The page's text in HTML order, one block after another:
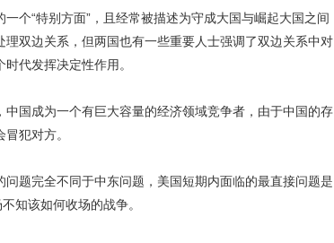
“特别方面”，且经常被描述为守成大国与崛起大国之间
双边关系，但两国也有一些重要人士强调了双边关系中对
代发挥决定性作用。
国成为一个有巨大容量的经济领域竞争者，由于中国的存
犯对方。
题完全不同于中东问题，美国短期内面临的最直接问题是
知该如何收场的战争。